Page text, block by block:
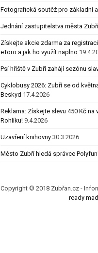
Fotografická soutěž pro základní
Jednání zastupitelstva města
Získejte akcie zdarma za
eToro a jak ho využít naplno
Psí hřiště v Zubří zahájí sezónu
Cyklobusy 2026: Zubří se od
Beskyd 17.4.2026
Reklama: Získejte slevu 450 Kč na
Rohlíku! 9.4.2026
Uzavření knihovny 30.3.2026
Město Zubří hledá správce
Copyright © 2018 Zubřan.cz -
ready